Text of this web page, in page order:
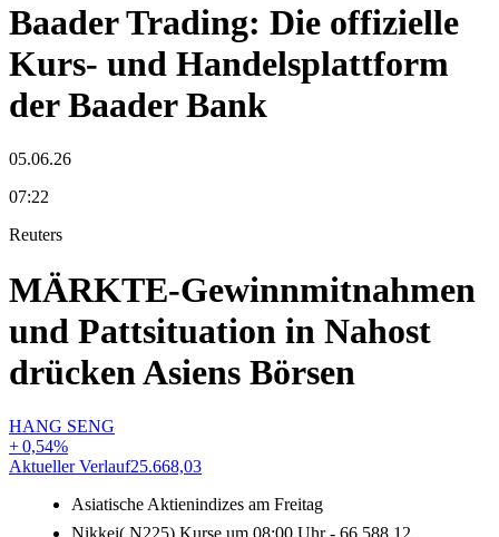
Baader Trading: Die offizielle
Kurs- und Handelsplattform
der Baader Bank
05.06.26
07:22
Reuters
MÄRKTE-Gewinnmitnahmen
und Pattsituation in Nahost
drücken Asiens Börsen
HANG SENG
+0,54%
Aktueller Verlauf25.668,03
Asiatische Aktienindizes am Freitag
Nikkei(.N225) Kurse um 08:00 Uhr - 66,588.12